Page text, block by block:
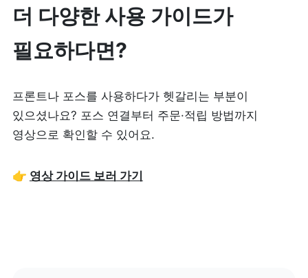
더 다양한 사용 가이드가
필요하다면?
프론트나 포스를 사용하다가 헷갈리는 부분이
있으셨나요? 포스 연결부터 주문·적립 방법까지
영상으로 확인할 수 있어요.
👉 영상 가이드 보러 가기